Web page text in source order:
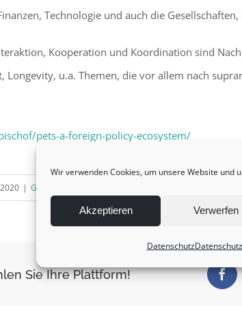
Wir verwenden Cookies, um unsere Website und
Akzeptieren Verwerfen
DatenschutzDatenschutz
Technologie und auch die Gesellschaften,
Kooperation und Koordination sind
Longevity, u.a. Themen, die vor allem nach
pets-a-foreign-policy-ecosystem/
| Gesellschaft
Sie Ihre Plattform!